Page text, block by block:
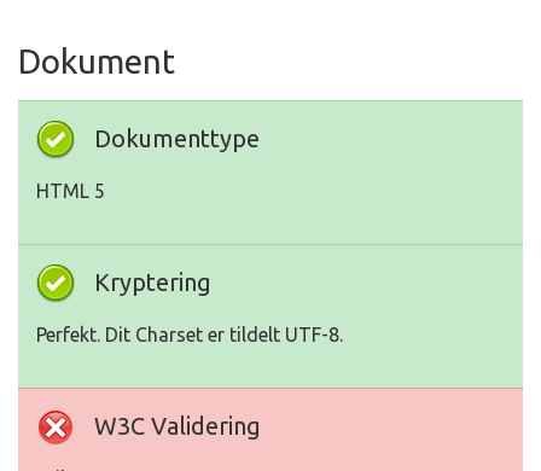
Dokument
Dokumenttype
HTML 5
Kryptering
Perfekt. Dit Charset er tildelt UTF-8.
W3C Validering